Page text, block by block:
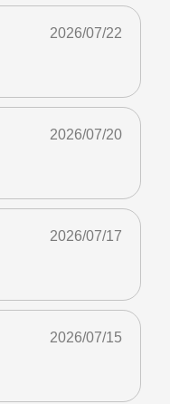
2026/07/22
2026/07/20
2026/07/17
2026/07/15